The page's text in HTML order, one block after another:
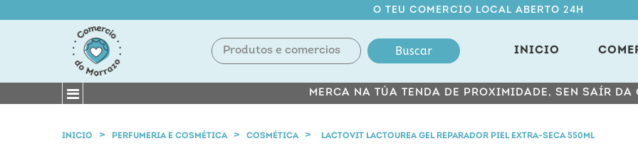
O TEU COMERCIO LOCAL ABERTO 24H
Buscar INICIO
MERCA NA TÚA TENDA DE PROXIMIDADE, SEN SAÍR DA
INICIO PERFUMERIA E COSMÉTICA COSMÉTICA LACTOVIT LACTOUREA GEL REPARADOR PIEL EXTRA-SECA 550ML